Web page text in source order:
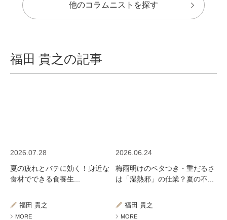
他のコラムニストを探す
福田 貴之の記事
2026.07.28
夏の疲れとバテに効く！身近な
食材でできる食養生...
福田 貴之
MORE
2026.06.24
梅雨明けのベタつき・重だるさ
は「湿熱邪」の仕業？夏の不...
福田 貴之
MORE